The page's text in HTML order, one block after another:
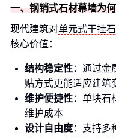
一、钢销式石材幕墙为
现代建筑对单元式干挂
核心价值：
结构稳定性：通过金
贴方式更能适应建筑
维护便捷性：单块石
维护成本
设计自由度：支持多